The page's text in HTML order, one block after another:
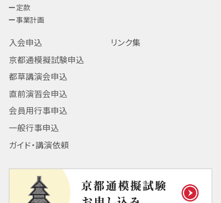
定款
事業計画
入会申込
京都通模擬試験申込
都草講演会申込
直前演習会申込
会員用行事申込
一般行事申込
ガイド・講演依頼
リンク集